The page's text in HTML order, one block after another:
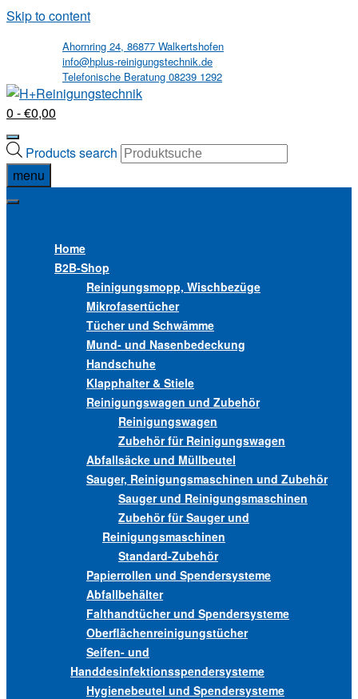
Skip to content
Ahornring 24, 86877 Walkertshofen
info@hplus-reinigungstechnik.de
Telefonische Beratung 08239 1292
0 - €0,00
Products search
menu
Home
B2B-Shop
Reinigungsmopp, Wischbezüge
Mikrofasertücher
Tücher und Schwämme
Mund- und Nasenbedeckung
Handschuhe
Klapphalter & Stiele
Reinigungswagen und Zubehör
Reinigungswagen
Zubehör für Reinigungswagen
Abfallsäcke und Müllbeutel
Sauger, Reinigungsmaschinen und Zubehör
Sauger und Reinigungsmaschinen
Zubehör für Sauger und
Reinigungsmaschinen
Standard-Zubehör
Papierrollen und Spendersysteme
Abfallbehälter
Falthandtücher und Spendersysteme
Oberflächenreinigungstücher
Seifen- und
Handdesinfektionsspendersysteme
Hygienebeutel und Spendersysteme